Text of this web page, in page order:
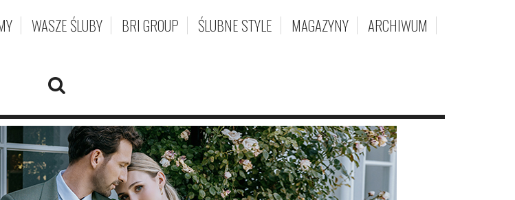
WASZE ŚLUBY BRI GROUP ŚLUBNE STYLE MAGAZYNY ARCHIWUM